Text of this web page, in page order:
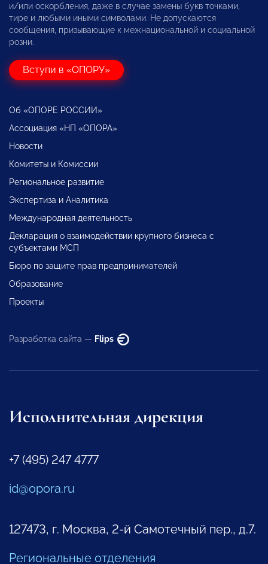
и/или оскорбления, даже в случае замены букв точками,
тире и любыми иными символами. Не допускаются
сообщения, призывающие к межнациональной и социальной
розни.
Вступи в «ОПОРУ»
Об «ОПОРЕ РОССИИ»
Ассоциация «НП «ОПОРА»
Новости
Комитеты и Комиссии
Региональное развитие
Экспертиза и Аналитика
Международная деятельность
Декларация о взаимодействии крупного бизнеса с
субъектами МСП
Бюро по защите прав предпринимателей
Образование
Проекты
Разработка сайта — Flips
Исполнительная дирекция
+7 (495) 247 4777
id@opora.ru
127473, г. Москва, 2-й Самотечный пер., д.7.
Региональные отделения